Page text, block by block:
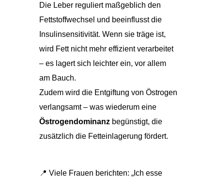
Die Leber reguliert maßgeblich den
Fettstoffwechsel und beeinflusst die
Insulinsensitivität. Wenn sie träge ist,
wird Fett nicht mehr effizient verarbeitet
– es lagert sich leichter ein, vor allem
am Bauch.
Zudem wird die Entgiftung von Östrogen
verlangsamt – was wiederum eine
Östrogendominanzbegünstigt, die
zusätzlich die Fetteinlagerung fördert.
📍 Viele Frauen berichten: „Ich esse